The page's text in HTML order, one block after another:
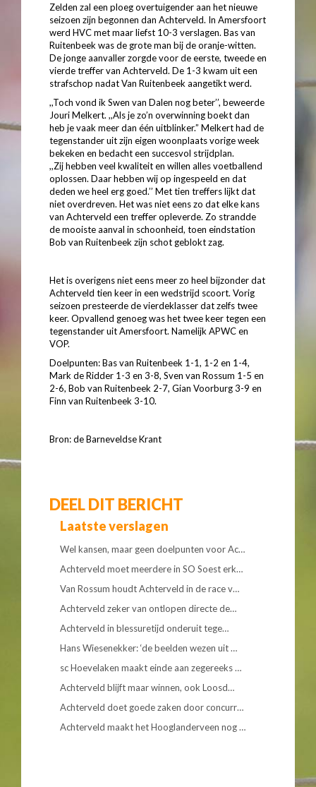
Zelden zal een ploeg overtuigender aan het nieuwe
seizoen zijn begonnen dan Achterveld. In Amersfoort
werd HVC met maar liefst 10-3 verslagen. Bas van
Ruitenbeek was de grote man bij de oranje-witten.
De jonge aanvaller zorgde voor de eerste, tweede en
vierde treffer van Achterveld. De 1-3 kwam uit een
strafschop nadat Van Ruitenbeek aangetikt werd.
,,Toch vond ik Swen van Dalen nog beter’’, beweerde
Jouri Melkert. ,,Als je zo’n overwinning boekt dan
heb je vaak meer dan één uitblinker.” Melkert had de
tegenstander uit zijn eigen woonplaats vorige week
bekeken en bedacht een succesvol strijdplan.
,,Zij hebben veel kwaliteit en willen alles voetballend
oplossen. Daar hebben wij op ingespeeld en dat
deden we heel erg goed.’’ Met tien treffers lijkt dat
niet overdreven. Het was niet eens zo dat elke kans
van Achterveld een treffer opleverde. Zo strandde
de mooiste aanval in schoonheid, toen eindstation
Bob van Ruitenbeek zijn schot geblokt zag.
Het is overigens niet eens meer zo heel bijzonder dat
Achterveld tien keer in een wedstrijd scoort. Vorig
seizoen presteerde de vierdeklasser dat zelfs twee
keer. Opvallend genoeg was het twee keer tegen een
tegenstander uit Amersfoort. Namelijk APWC en
VOP.
Doelpunten: Bas van Ruitenbeek 1-1, 1-2 en 1-4,
Mark de Ridder 1-3 en 3-8, Sven van Rossum 1-5 en
2-6, Bob van Ruitenbeek 2-7, Gian Voorburg 3-9 en
Finn van Ruitenbeek 3-10.
Bron: de Barneveldse Krant
DEEL DIT BERICHT
Laatste verslagen
Wel kansen, maar geen doelpunten voor Ac…
Achterveld moet meerdere in SO Soest erk…
Van Rossum houdt Achterveld in de race v…
Achterveld zeker van ontlopen directe de…
Achterveld in blessuretijd onderuit tege…
Hans Wiesenekker: ‘de beelden wezen uit …
sc Hoevelaken maakt einde aan zegereeks …
Achterveld blijft maar winnen, ook Loosd…
Achterveld doet goede zaken door concurr…
Achterveld maakt het Hooglanderveen nog …